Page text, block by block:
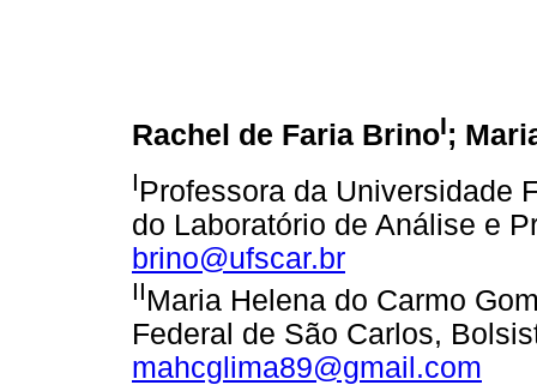
Rachel de Faria BrinoI;
IProfessora da Universidade
do Laboratório de Análise e
brino@ufscar.br
IIMaria Helena do Carmo
Federal de São Carlos,
mahcglima89@gmail.com